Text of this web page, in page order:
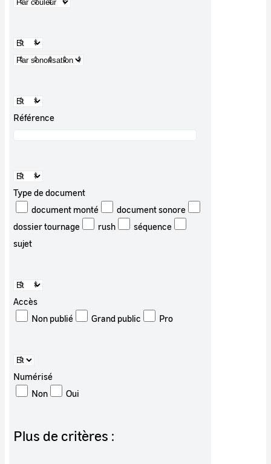
Référence
Type de document
document monté
document sonore
dossier tournage
rush
séquence
sujet
Accès
Non publié
Grand public Pro
Numérisé
Non
Oui
Plus de critères :